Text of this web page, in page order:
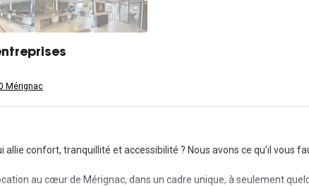
Mérignac
allie confort, tranquillité et accessibilité ? Nous avons ce qu’il vous
au cœur de Mérignac, dans un cadre unique, à seulement